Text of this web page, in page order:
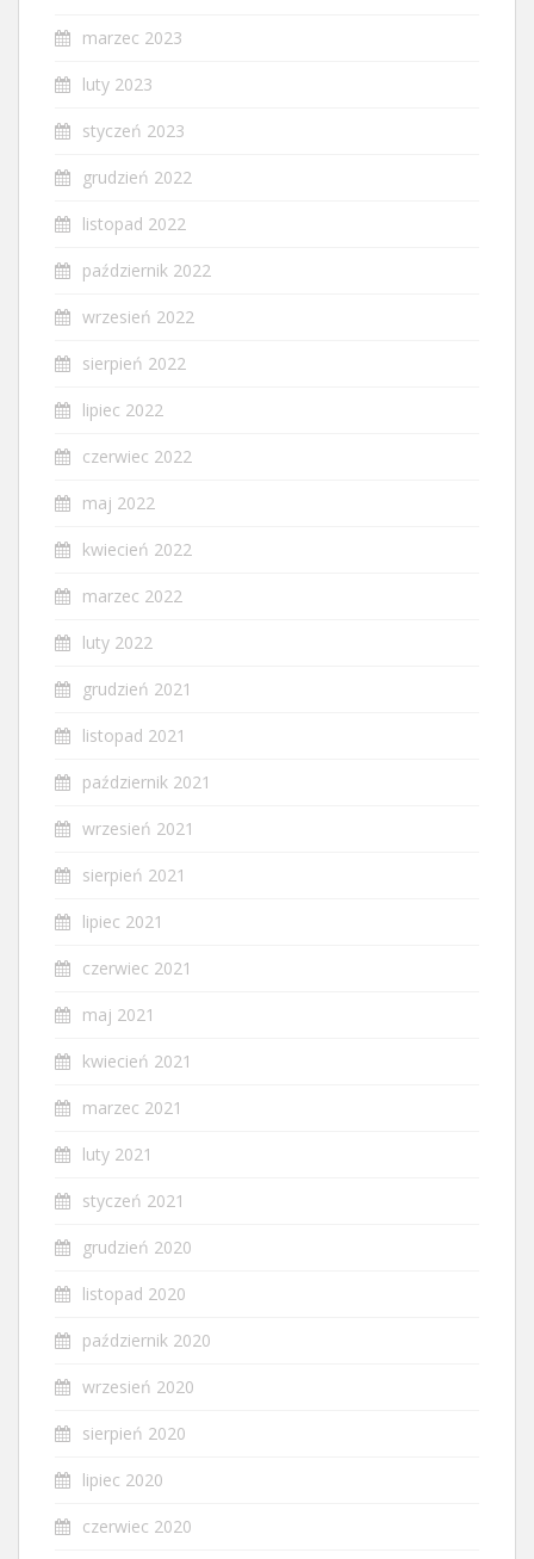
marzec 2023
luty 2023
styczeń 2023
grudzień 2022
listopad 2022
październik 2022
wrzesień 2022
sierpień 2022
lipiec 2022
czerwiec 2022
maj 2022
kwiecień 2022
marzec 2022
luty 2022
grudzień 2021
listopad 2021
październik 2021
wrzesień 2021
sierpień 2021
lipiec 2021
czerwiec 2021
maj 2021
kwiecień 2021
marzec 2021
luty 2021
styczeń 2021
grudzień 2020
listopad 2020
październik 2020
wrzesień 2020
sierpień 2020
lipiec 2020
czerwiec 2020